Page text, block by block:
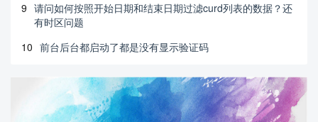
9 请问如何按照开始日期和结束日期过滤curd列表的数据？还
有时区问题
10 前台后台都启动了都是没有显示验证码